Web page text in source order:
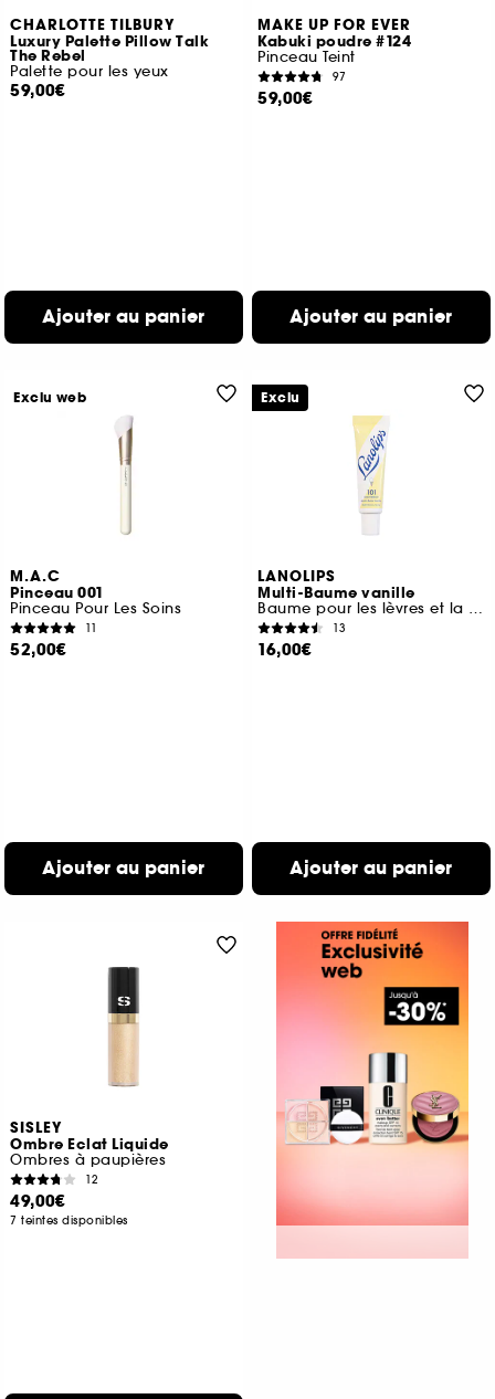
CHARLOTTE TILBURY
Luxury Palette Pillow Talk
The Rebel
Palette pour les yeux
59,00€
Ajouter au panier
MAKE UP FOR EVER
Kabuki poudre #124
Pinceau Teint
97
59,00€
Ajouter au panier
M.A.C
Pinceau 001
Pinceau Pour Les Soins
11
52,00€
Ajouter au panier
Exclu web
LANOLIPS
Multi-Baume vanille
Baume pour les lèvres et la peau sèche
13
16,00€
Ajouter au panier
Exclu
SISLEY
Ombre Eclat Liquide
Ombres à paupières
12
49,00€
7 teintes disponibles